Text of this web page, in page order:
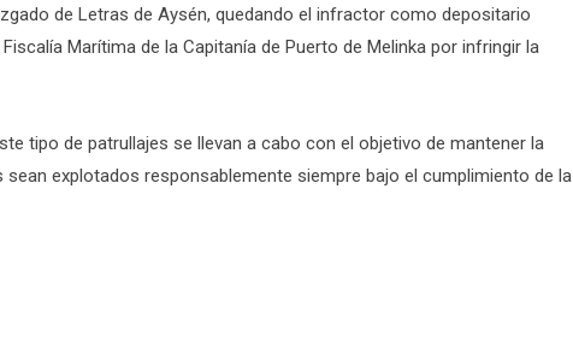
de Letras de Aysén, quedando el infractor como depositario
Marítima de la Capitanía de Puerto de Melinka por infringir la
tipo de patrullajes se llevan a cabo con el objetivo de mantener la
explotados responsablemente siempre bajo el cumplimiento de la